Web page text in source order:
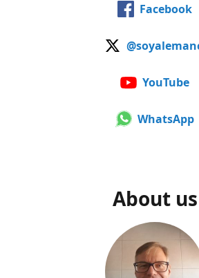
Facebook
YouTube
WhatsApp
About us